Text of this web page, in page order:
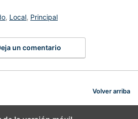
, Local, Principal
un comentario
Volver arriba